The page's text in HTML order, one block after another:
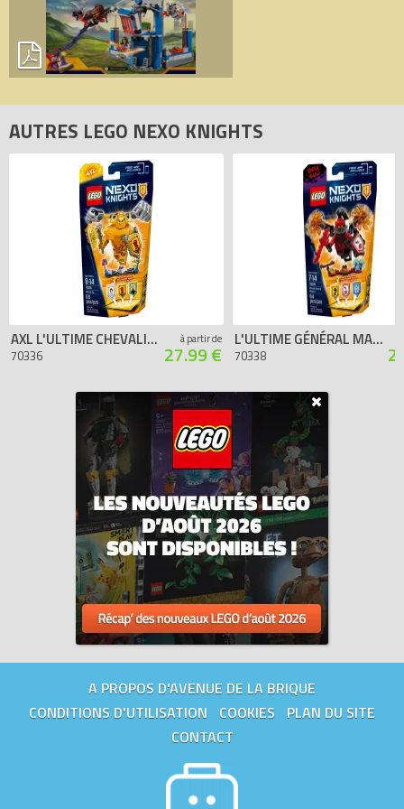
AUTRES LEGO NEXO KNIGHTS
AXL L'ULTIME CHEVALIER
70336
à partir de
27.99 €
L'ULTIME GÉNÉRAL MAGMAR
70338
A PROPOS D'AVENUE DE LA BRIQUE
CONDITIONS D'UTILISATION
COOKIES
PLAN DU SITE
CONTACT